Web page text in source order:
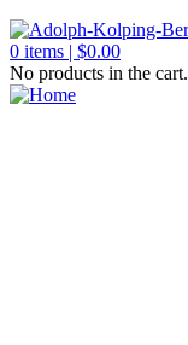
0 items | $0.00
No products in the cart.